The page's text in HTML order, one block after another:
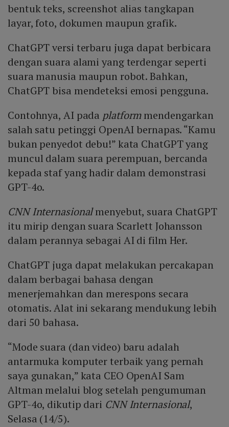
bentuk teks, screenshot alias tangkapan
layar, foto, dokumen maupun grafik.
ChatGPT versi terbaru juga dapat berbicara
dengan suara alami yang terdengar seperti
suara manusia maupun robot. Bahkan,
ChatGPT bisa mendeteksi emosi pengguna.
Contohnya, AI pada platformmendengarkan
salah satu petinggi OpenAI bernapas. “Kamu
bukan penyedot debu!” kata ChatGPT yang
muncul dalam suara perempuan, bercanda
kepada staf yang hadir dalam demonstrasi
GPT-4o.
CNN Internasionalmenyebut, suara ChatGPT
itu mirip dengan suara Scarlett Johansson
dalam perannya sebagai AI di film Her.
ChatGPT juga dapat melakukan percakapan
dalam berbagai bahasa dengan
menerjemahkan dan merespons secara
otomatis. Alat ini sekarang mendukung lebih
dari 50 bahasa.
“Mode suara (dan video) baru adalah
antarmuka komputer terbaik yang pernah
saya gunakan,” kata CEO OpenAI Sam
Altman melalui blog setelah pengumuman
GPT-4o, dikutip dari CNN Internasional,
Selasa (14/5).